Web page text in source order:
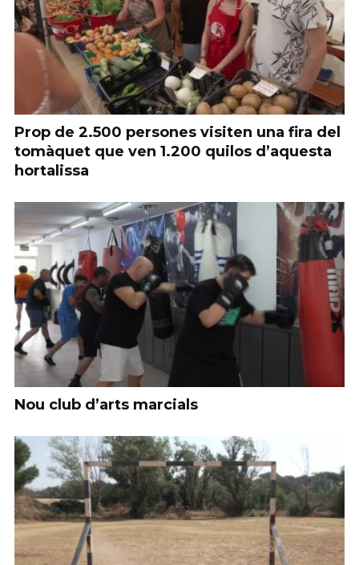
Prop de 2.500 persones visiten una fira del
tomàquet que ven 1.200 quilos d’aquesta
hortalissa
Nou club d’arts marcials